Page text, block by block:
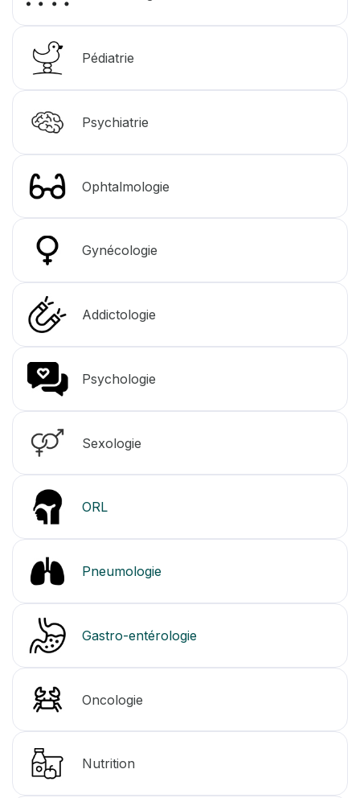
Pédiatrie
Psychiatrie
Ophtalmologie
Gynécologie
Addictologie
Psychologie
Sexologie
ORL
Pneumologie
Gastro-entérologie
Oncologie
Nutrition